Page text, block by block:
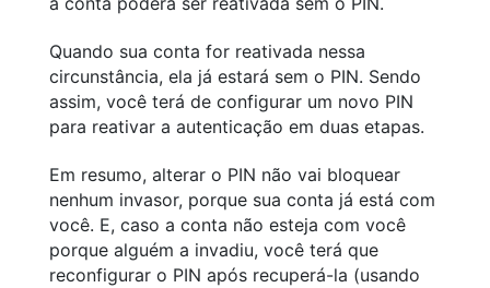
Quando sua conta for reativada nessa
circunstância, ela já estará sem o PIN. Sendo
assim, você terá de configurar um novo PIN
para reativar a autenticação em duas etapas.
Em resumo, alterar o PIN não vai bloquear
nenhum invasor, porque sua conta já está com
você. E, caso a conta não esteja com você
porque alguém a invadiu, você terá que
reconfigurar o PIN após recuperá-la (usando